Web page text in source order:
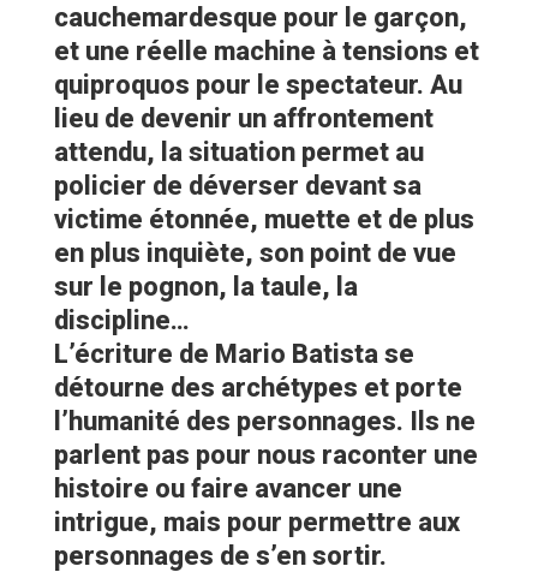
cauchemardesque pour le garçon,
et une réelle machine à tensions et
quiproquos pour le spectateur. Au
lieu de devenir un affrontement
attendu, la situation permet au
policier de déverser devant sa
victime étonnée, muette et de plus
en plus inquiète, son point de vue
sur le pognon, la taule, la
discipline…
L’écriture de Mario Batista se
détourne des archétypes et porte
l’humanité des personnages. Ils ne
parlent pas pour nous raconter une
histoire ou faire avancer une
intrigue, mais pour permettre aux
personnages de s’en sortir.